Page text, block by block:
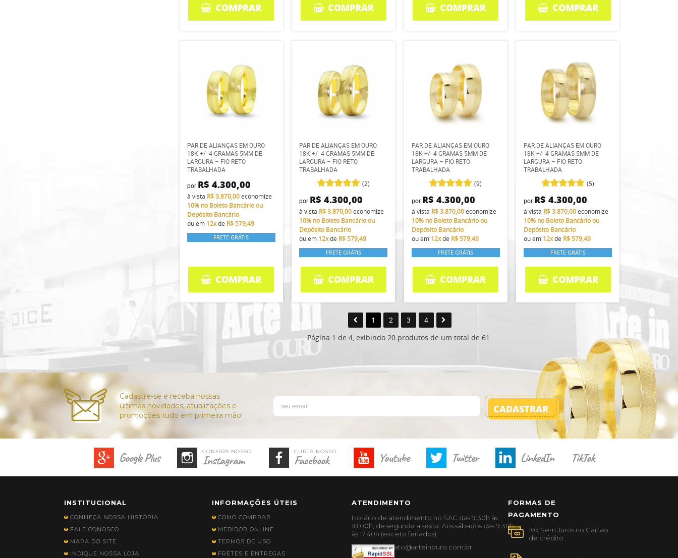
COMPRAR COMPRAR COMPRAR COMPRAR
PAR DE ALIANÇAS EM OURO
18K +/- 4 GRAMAS 5MM DE
LARGURA – FIO RETO
TRABALHADA
por R$ 4.300,00
à vista R$ 3.870,00economize
10% no Boleto Bancário ou
Depósito Bancário
ou em 12xde R$ 579,49
FRETE GRÁTIS
COMPRAR
PAR DE ALIANÇAS EM OURO
18K +/- 4 GRAMAS 5MM DE
LARGURA – FIO RETO
TRABALHADA
(2)
por R$ 4.300,00
à vista R$ 3.870,00economize
10% no Boleto Bancário ou
Depósito Bancário
ou em 12xde R$ 579,49
FRETE GRÁTIS
COMPRAR
PAR DE ALIANÇAS EM OURO
18K +/- 4 GRAMAS 5MM DE
LARGURA – FIO RETO
TRABALHADA
(9)
por R$ 4.300,00
à vista R$ 3.870,00economize
10% no Boleto Bancário ou
Depósito Bancário
ou em 12xde R$ 579,49
FRETE GRÁTIS
COMPRAR
PAR DE ALIANÇAS EM OURO
18K +/- 4 GRAMAS 5MM DE
LARGURA – FIO RETO
TRABALHADA
(5)
por R$ 4.300,00
à vista R$ 3.870,00economize
10% no Boleto Bancário ou
Depósito Bancário
ou em 12xde R$ 579,49
FRETE GRÁTIS
COMPRAR
1 2 3
4
Página 1 de 4, exibindo 20 produtos de um total de 61.
INSTITUCIONAL
CONHEÇA NOSSA HISTÓRIA
FALE CONOSCO
MAPA DO SITE
INDIQUE NOSSA LOJA
INFORMAÇÕES ÚTEIS
COMO COMPRAR
MEDIDOR ONLINE
TERMOS DE USO
FRETES E ENTREGAS
ATENDIMENTO
Horário de atendimento no SAC das 9:30h às
18:00h, de segunda a sexta. Aos sábados das 9:30h
às 17:40h (exceto feriados).
contato@arteinouro.com.br
Google Plus Instagram Facebook Youtube Twitter LinkedIn TikTok
FORMAS DE
PAGAMENTO
CADASTRAR